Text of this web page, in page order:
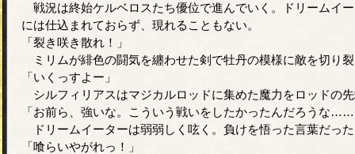
戦況は終始ケルベロスたち優位で進んでいく。ドリームイ
には仕込まれておらず、現れることもない。
「裂き咲き散れ！」
ミリムが緋色の闘気を纏わせた剣で牡丹の模様に敵を切り
「いくっすよー」
シルフィリアスはマジカルロッドに集めた魔力をロッドの
「お前ら、強いな。こういう戦いをしたかったんだろうな
ドリームイーターは弱弱しく呟く。負けを悟った言葉だっ
「喰らいやがれっ！」